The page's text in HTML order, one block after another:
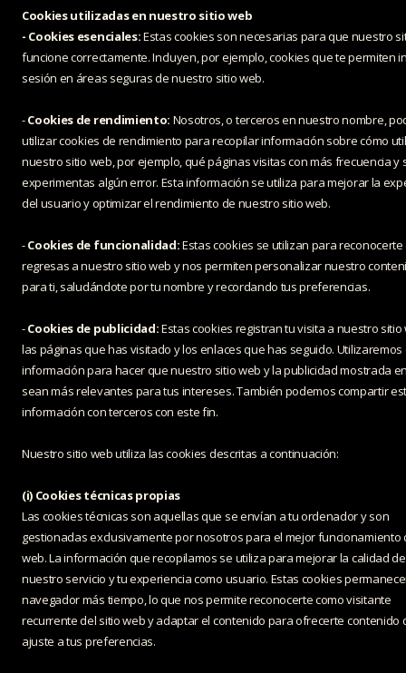
Cookies utilizadas en nuestro sitio web
- Cookies esenciales:Estas cookies son necesarias para que nuestro
funcione correctamente. Incluyen, por ejemplo, cookies que te permiten
sesión en áreas seguras de nuestro sitio web.
-Cookies de rendimiento: Nosotros, o terceros en nuestro nombre,
utilizar cookies de rendimiento para recopilar información sobre cómo
nuestro sitio web, por ejemplo, qué páginas visitas con más frecuencia y
experimentas algún error. Esta información se utiliza para mejorar la
del usuario y optimizar el rendimiento de nuestro sitio web.
-Cookies de funcionalidad:Estas cookies se utilizan para
regresas a nuestro sitio web y nos permiten personalizar nuestro
para ti, saludándote por tu nombre y recordando tus preferencias.
-Cookies de publicidad:Estas cookies registran tu visita a nuestro sitio
las páginas que has visitado y los enlaces que has seguido. Utilizaremos
información para hacer que nuestro sitio web y la publicidad mostrada
sean más relevantes para tus intereses. También podemos compartir
información con terceros con este fin.
Nuestro sitio web utiliza las cookies descritas a continuación:
(i) Cookies técnicas propias
Las cookies técnicas son aquellas que se envían a tu ordenador y son
gestionadas exclusivamente por nosotros para el mejor funcionamiento
web. La información que recopilamos se utiliza para mejorar la calidad de
nuestro servicio y tu experiencia como usuario. Estas cookies
navegador más tiempo, lo que nos permite reconocerte como visitante
recurrente del sitio web y adaptar el contenido para ofrecerte contenido
ajuste a tus preferencias.